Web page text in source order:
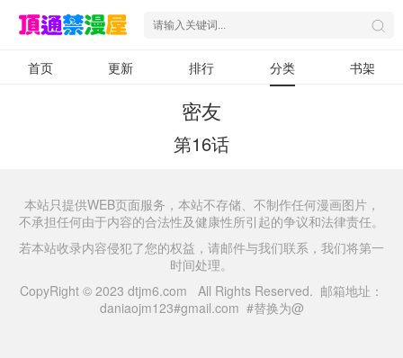
首页 更新 排行 分类 书架
密友
第16话
本站只提供WEB页面服务，本站不存储、不制作任何漫画图片，
不承担任何由于内容的合法性及健康性所引起的争议和法律责任。
若本站收录内容侵犯了您的权益，请邮件与我们联系，我们将第一
时间处理。
CopyRight © 2023 dtjm6.com All Rights Reserved. 邮箱地址：
daniaojm123#gmail.com #替换为@